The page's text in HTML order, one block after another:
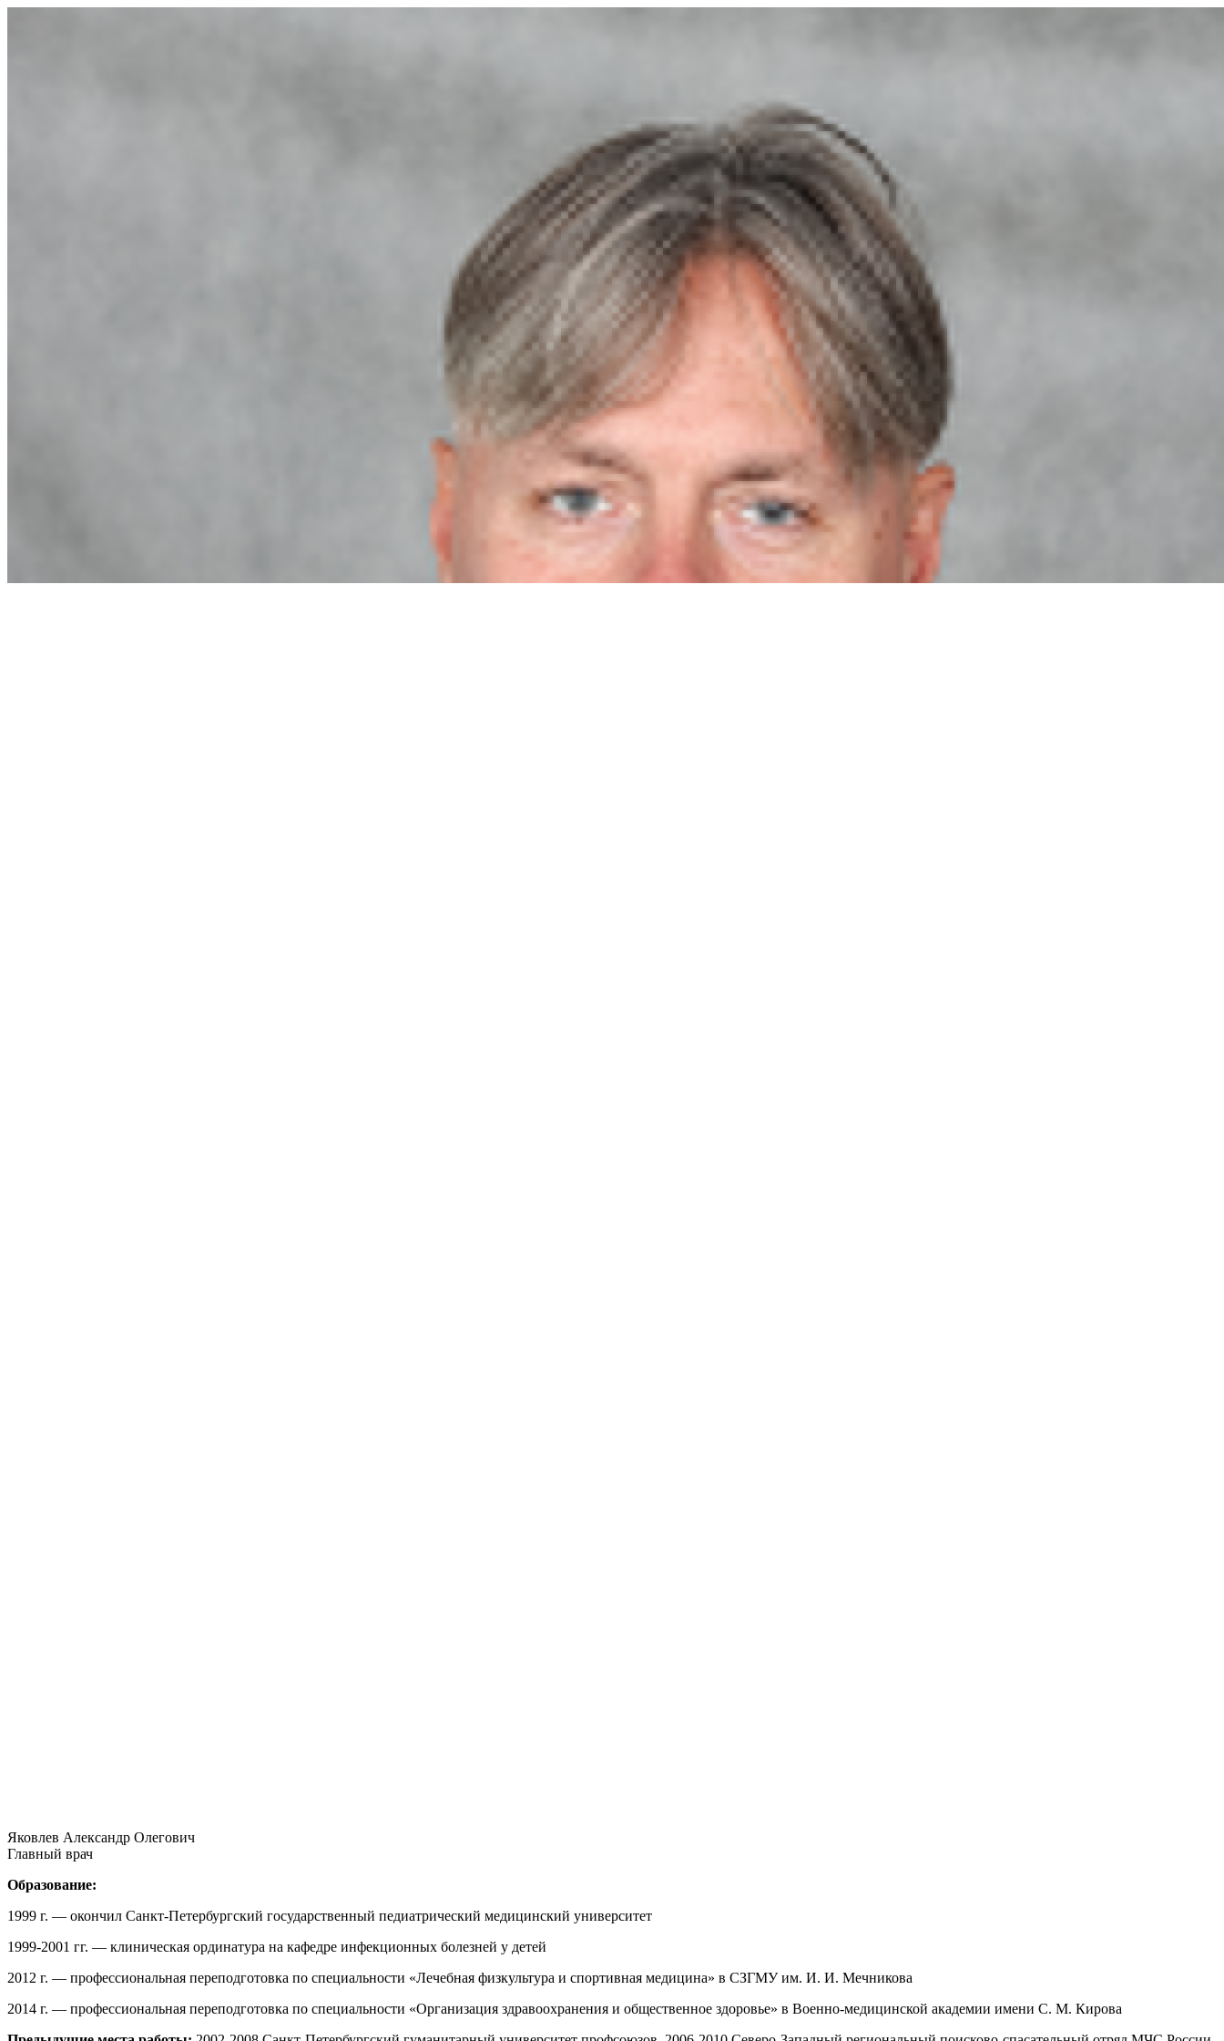
Яковлев Александр Олегович
Главный врач
Образование:
1999 г. — окончил Санкт-Петербургский государственный педиатрический медицинский университет
1999-2001 гг. — клиническая ординатура на кафедре инфекционных болезней у детей
2012 г. — профессиональная переподготовка по специальности «Лечебная физкультура и спортивная медицина» в СЗГМУ им. И. И. Мечникова
2014 г. — профессиональная переподготовка по специальности «Организация здравоохранения и общественное здоровье» в Военно-медицинской академии имени С. М. Кирова